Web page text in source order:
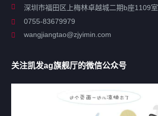
联系凯发ag旗舰厅
深圳市福田区上梅林卓越城二期b座1109室
0755-83679979
wangjiangtao@zjyimin.com
关注凯发ag旗舰厅的微信公众号